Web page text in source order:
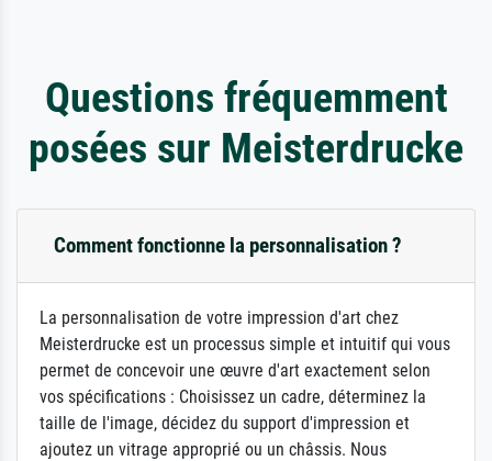
Questions fréquemment
posées sur Meisterdrucke
Comment fonctionne la personnalisation ?
La personnalisation de votre impression d'art chez
Meisterdrucke est un processus simple et intuitif qui vous
permet de concevoir une œuvre d'art exactement selon
vos spécifications : Choisissez un cadre, déterminez la
taille de l'image, décidez du support d'impression et
ajoutez un vitrage approprié ou un châssis. Nous